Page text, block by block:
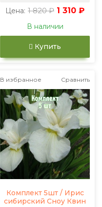
Цена: 1 820 ₽ 1 310 ₽
В наличии
Купить
В избранное Сравнить
Комплект 5шт / Ирис
сибирский Сноу Квин